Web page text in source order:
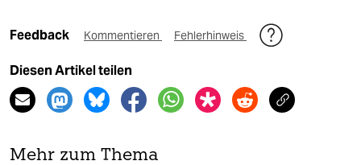
Feedback Kommentieren Fehlerhinweis
Diesen Artikel teilen
Mehr zum Thema